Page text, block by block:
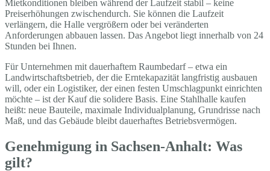
Mietkonditionen bleiben während der Laufzeit stabil – keine
Preiserhöhungen zwischendurch. Sie können die Laufzeit
verlängern, die Halle vergrößern oder bei veränderten
Anforderungen abbauen lassen. Das Angebot liegt innerhalb von 24
Stunden bei Ihnen.
Für Unternehmen mit dauerhaftem Raumbedarf – etwa ein
Landwirtschaftsbetrieb, der die Erntekapazität langfristig ausbauen
will, oder ein Logistiker, der einen festen Umschlagpunkt einrichten
möchte – ist der Kauf die solidere Basis. Eine Stahlhalle kaufen
heißt: neue Bauteile, maximale Individualplanung, Grundrisse nach
Maß, und das Gebäude bleibt dauerhaftes Betriebsvermögen.
Genehmigung in Sachsen-Anhalt: Was
gilt?